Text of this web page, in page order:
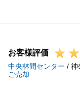
新居にてお子様
私共も温かい気
お客様評価
中央林間センター / 神
ご売却